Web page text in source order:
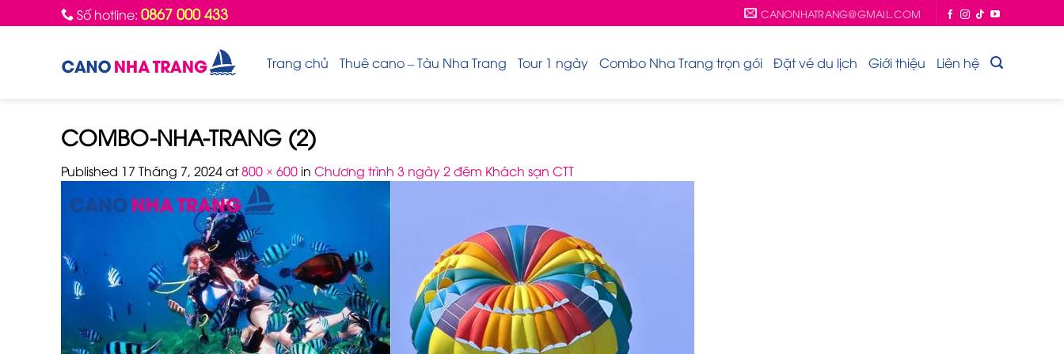
to
Số hotline: 0867 000 433 CANONHATRANG@GMAIL.COM
Trang chủ Thuê cano – Tàu Nha Trang Tour 1 ngày Combo Nha Trang trọn gói Đặt vé du lịch Giới thiệu Liên hệ
COMBO-NHA-TRANG (2)
Published 17 Tháng 7, 2024at800 × 600 in Chương trình 3 ngày 2 đêm Khách sạn CTT